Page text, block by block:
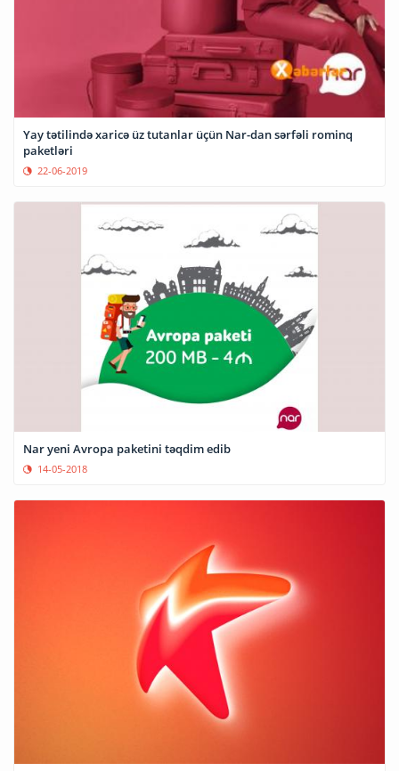
Yay tətilində xaricə üz tutanlar üçün Nar-dan sərfəli rominq
paketləri
22-06-2019
Nar yeni Avropa paketini təqdim edib
14-05-2018